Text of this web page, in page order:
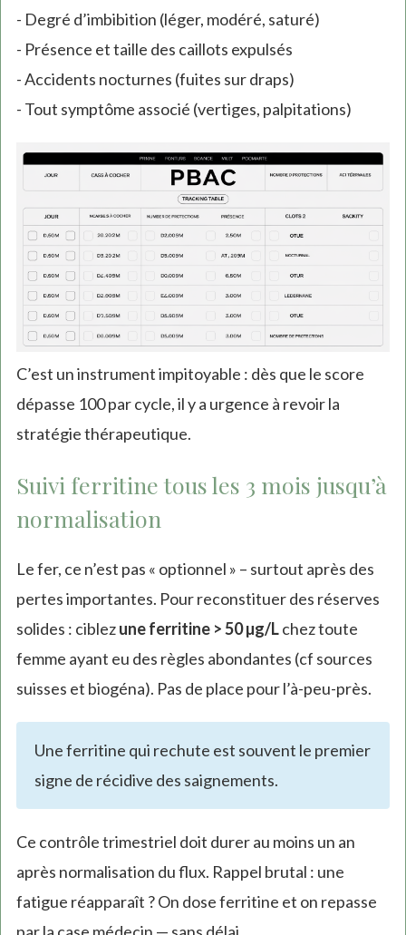
- Degré d’imbibition (léger, modéré, saturé)
- Présence et taille des caillots expulsés
- Accidents nocturnes (fuites sur draps)
- Tout symptôme associé (vertiges, palpitations)
C’est un instrument impitoyable : dès que le score
dépasse 100 par cycle, il y a urgence à revoir la
stratégie thérapeutique.
Suivi ferritine tous les 3 mois jusqu’à
normalisation
Le fer, ce n’est pas « optionnel » – surtout après des
pertes importantes. Pour reconstituer des réserves
solides : ciblezune ferritine > 50 µg/Lchez toute
femme ayant eu des règles abondantes (cf sources
suisses et biogéna). Pas de place pour l’à-peu-près.
Une ferritine qui rechute est souvent le premier
signe de récidive des saignements.
Ce contrôle trimestriel doit durer au moins un an
après normalisation du flux. Rappel brutal : une
fatigue réapparaît ? On dose ferritine et on repasse
par la case médecin — sans délai.